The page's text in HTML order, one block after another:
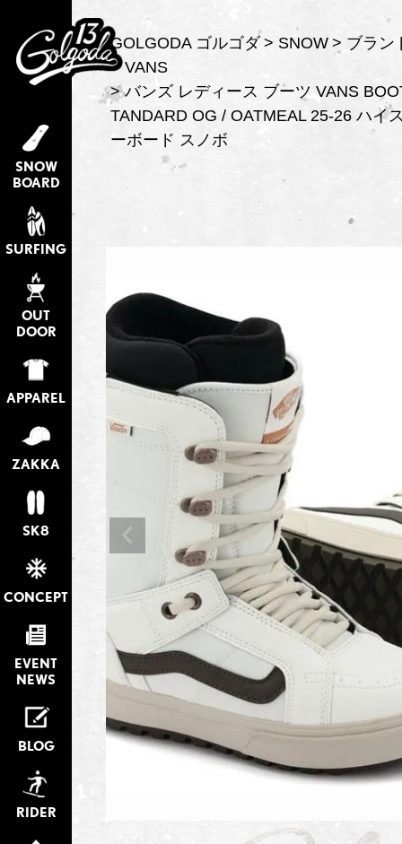
SNOW
BOARD
SURFING
OUT
DOOR
APPAREL
ZAKKA
SK8
CONCEPT
EVENT
NEWS
BLOG
RIDER
GOLGODA ゴルゴダ SNOW
ブラン
VANS
バンズ レディース ブーツ VANS
TANDARD OG / OATMEAL 25-26 ハイ
ーボード スノボ